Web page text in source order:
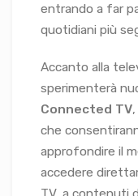
entrando a far
quotidiani più
Accanto alla
sperimenterà
Connected TV
che
approfondire il
accedere